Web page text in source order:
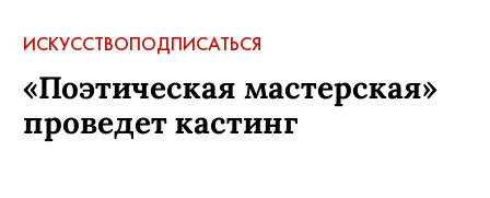
ИСКУССТВОПОДПИСАТЬСЯ
«Поэтическая мастерская»
проведет кастинг